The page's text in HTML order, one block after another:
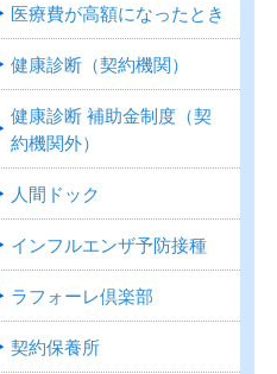
医療費が高額になったとき
健康診断（契約機関）
健康診断 補助金制度（契
約機関外）
人間ドック
インフルエンザ予防接種
ラフォーレ倶楽部
契約保養所